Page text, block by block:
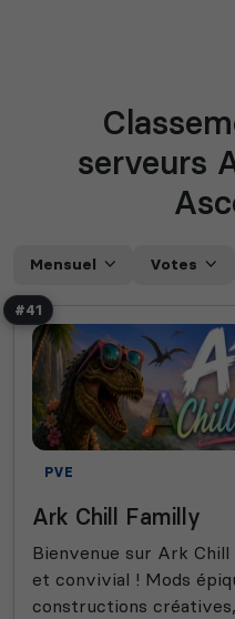
serveurs
Mensuel Votes
#41
PVE
Ark Chill Familly
Bienvenue sur Ark
et convivial ! Mods
constructions